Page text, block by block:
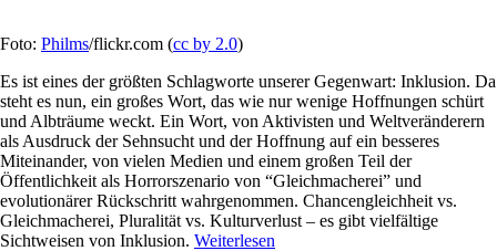
Foto: Philms/flickr.com (cc by 2.0)
Es ist eines der größten Schlagworte unserer Gegenwart: Inklusion. Da
steht es nun, ein großes Wort, das wie nur wenige Hoffnungen schürt
und Albträume weckt. Ein Wort, von Aktivisten und Weltveränderern
als Ausdruck der Sehnsucht und der Hoffnung auf ein besseres
Miteinander, von vielen Medien und einem großen Teil der
Öffentlichkeit als Horrorszenario von “Gleichmacherei” und
evolutionärer Rückschritt wahrgenommen. Chancengleichheit vs.
Gleichmacherei, Pluralität vs. Kulturverlust – es gibt vielfältige
Sichtweisen von Inklusion. Weiterlesen